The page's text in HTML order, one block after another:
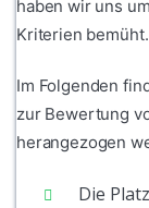
haben wir uns
Kriterien bemüht.
Im Folgenden
zur Bewertung
herangezogen
Die